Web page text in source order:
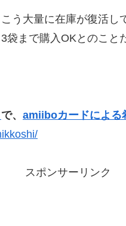
う大量に在庫が復活し
袋まで購入OKとのこと
で、 amiiboカードによる
スポンサーリンク